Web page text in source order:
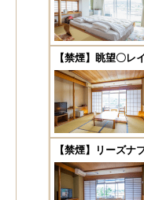
【禁煙】眺望〇レ
【禁煙】リーズナ